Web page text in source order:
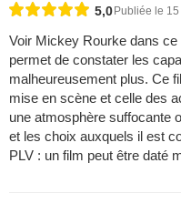
5,0Publiée le
Voir Mickey Rourke dans
permet de constater les
malheureusement plus. Ce
mise en scène et celle des
une atmosphère suffocante
et les choix auxquels il est
PLV : un film peut être daté